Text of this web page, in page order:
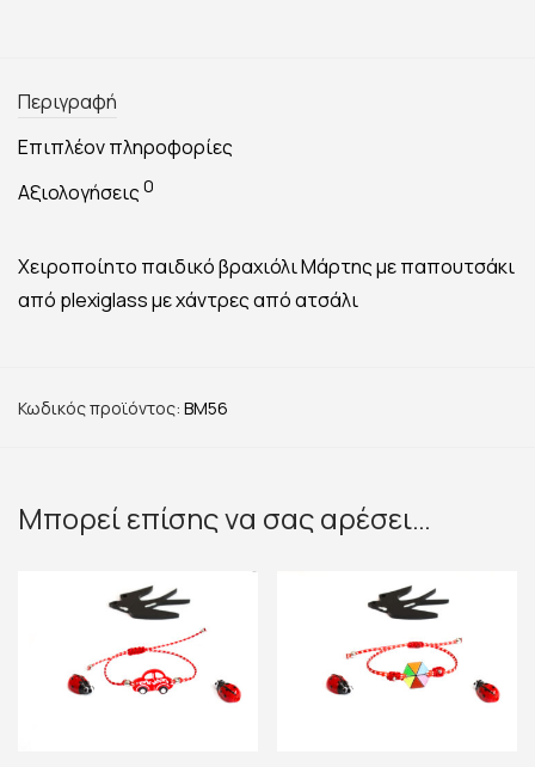
Περιγραφή
Επιπλέον πληροφορίες
Αξιολογήσεις 0
Χειροποίητο παιδικό βραχιόλι Μάρτης με παπουτσάκι
από plexiglass με χάντρες από ατσάλι
Κωδικός προϊόντος: BM56
Μπορεί επίσης να σας αρέσει…